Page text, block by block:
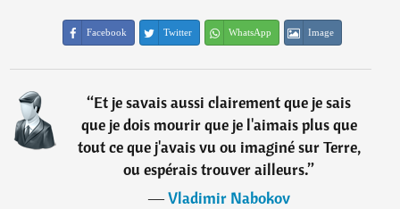
Facebook Twitter WhatsApp Image
“Et je savais aussi clairement que je sais
que je dois mourir que je l'aimais plus que
tout ce que j'avais vu ou imaginé sur Terre,
ou espérais trouver ailleurs.”
―Vladimir Nabokov